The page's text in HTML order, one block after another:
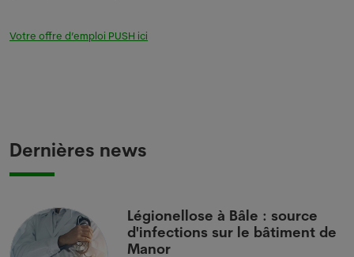
Votre offre d’emploi PUSH ici
Dernières news
Légionellose à Bâle : source
d'infections sur le bâtiment de
Manor